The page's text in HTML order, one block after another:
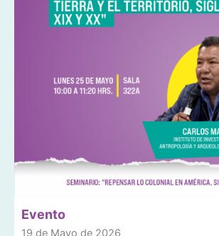
Evento
19 de Mayo de 2026